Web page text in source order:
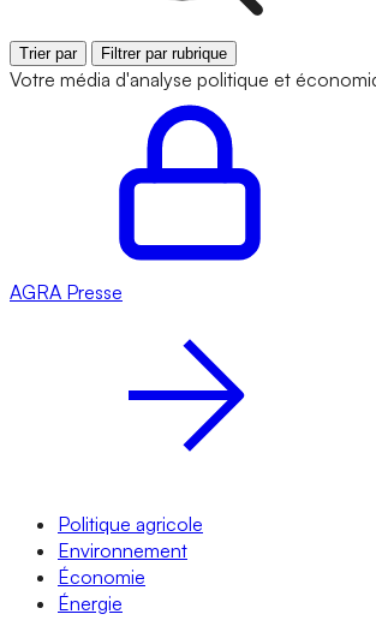
Trier par Filtrer par rubrique
Votre média d'analyse politique et
AGRA Presse
Politique agricole
Environnement
Économie
Énergie